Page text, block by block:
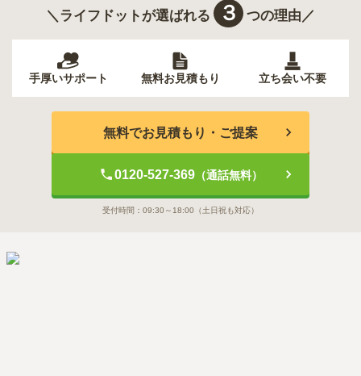
＼ライフドットが選ばれる ３ つの理由／
手厚いサポート 無料お見積もり 立ち会い不要
無料でお見積もり・ご提案
0120-527-369（通話無料）
受付時間： 09:30～18:00 （土日祝も対応）